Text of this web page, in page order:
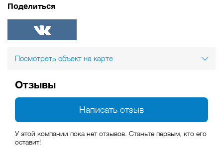
Поделиться
Посмотреть объект на карте
Отзывы
Написать отзыв
У этой компании пока нет отзывов. Станьте первым, кто его
оставит!